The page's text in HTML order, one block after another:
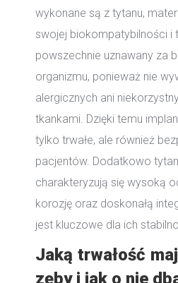
wykonane są z tytanu,
swojej biokompatybilności i
powszechnie uznawany za
organizmu, ponieważ nie
alergicznych ani
tkankami. Dzięki temu
tylko trwałe, ale również
pacjentów. Dodatkowo
charakteryzują się wysoką
korozję oraz doskonałą
jest kluczowe dla ich
Jaką trwałość
zęby i jak o nie